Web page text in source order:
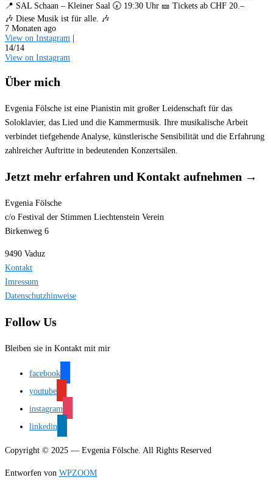
📍 SAL Schaan – Kleiner Saal 🕢 19:30 Uhr 🎫 Tickets ab CHF 20.–
🎶 Diese Musik ist für alle. 🎶
7 Monaten ago
View on Instagram
14/14
View on Instagram
Über mich
Evgenia Fölsche ist eine Pianistin mit großer Leidenschaft für das
Soloklavier, das Lied und die Kammermusik. Ihre musikalische Arbeit
verbindet tiefgehende Analyse, künstlerische Sensibilität und die Erfahrung
zahlreicher Auftritte in bedeutenden Konzertsälen.
Jetzt mehr erfahren und Kontakt aufnehmen →
Evgenia Fölsche
c/o Festival der Stimmen Liechtenstein Verein
Birkenweg 6
9490 Vaduz
Kontakt
Imressum
Datenschutzhinweise
Follow Us
Bleiben sie in Kontakt mit mir
facebook
youtube
instagram
linkedin
Copyright © 2025 — Evgenia Fölsche. All Rights Reserved
Entworfen von WPZOOM